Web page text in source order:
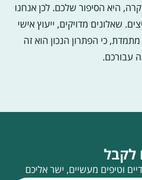
היא הסיפור שלכם. לכן אנחנו
שאלונים מדויקים, ייעוץ אישי
כי הפתרון הנכון הוא זה
עבורכם.
לקבל
וטיפים מעשיים, ישר אליכם